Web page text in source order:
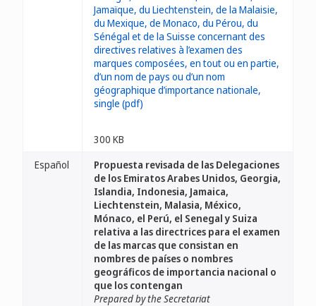
300 KB
Español
Propuesta revisada de las Delegaciones
de los Emiratos Arabes Unidos, Georgia,
Islandia, Indonesia, Jamaica,
Liechtenstein, Malasia, México,
Mónaco, el Perú, el Senegal y Suiza
relativa a las directrices para el examen
de las marcas que consistan en
nombres de países o nombres
geográficos de importancia nacional o
que los contengan
Prepared by the Secretariat